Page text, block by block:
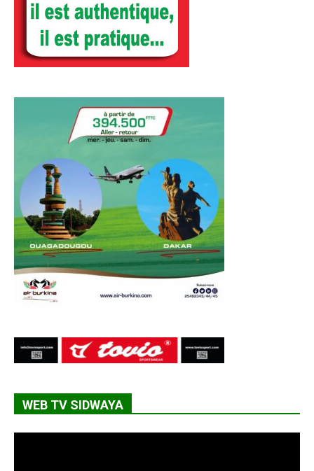
WEB TV SIDWAYA